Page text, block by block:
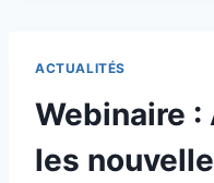
ET
LOCAUX
EN
ACTUALITÉS
Webinaire
les